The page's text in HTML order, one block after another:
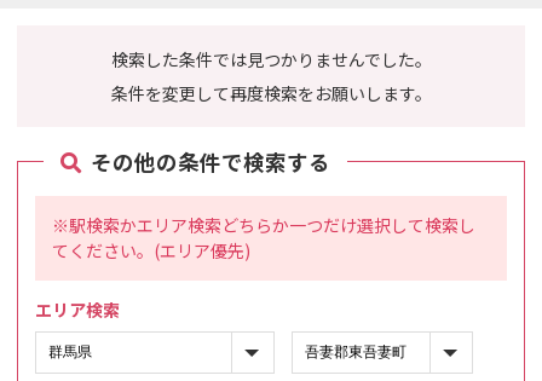
検索した条件では見つかりませんでした。
条件を変更して再度検索をお願いします。
その他の条件で検索する
※駅検索かエリア検索どちらか一つだけ選択して検索し
てください。(エリア優先)
エリア検索